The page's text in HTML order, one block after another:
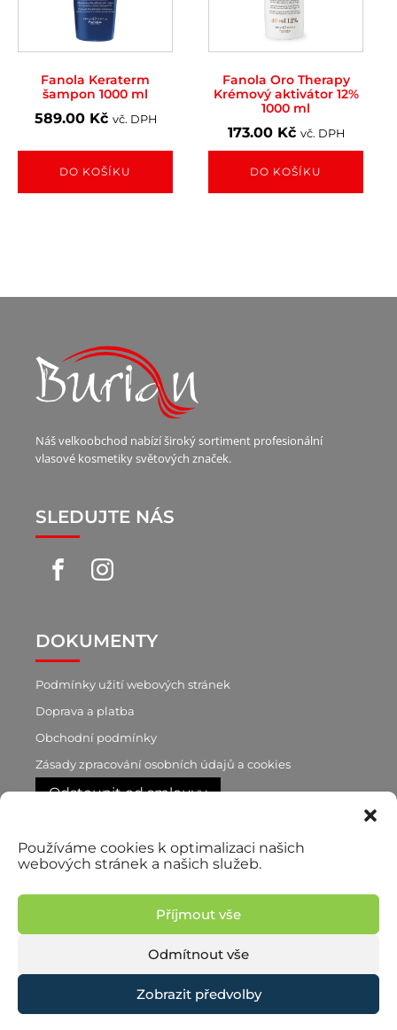
Používáme cookies k optimalizaci našich
webových stránek a našich služeb.
Příjmout vše
Odmítnout vše
Zobrazit předvolby
Fanola Keraterm
šampon 1000 ml
589.00 Kč vč. DPH
DO KOŠÍKU
Fanola Oro Therapy
Krémový aktivátor 12%
1000 ml
173.00 Kč vč. DPH
DO KOŠÍKU
Náš velkoobchod nabízí široký sortiment profesionální
vlasové kosmetiky světových značek.
SLEDUJTE NÁS
DOKUMENTY
Podmínky užití webových stránek
Doprava a platba
Obchodní podmínky
Zásady zpracování osobních údajů a cookies
Odstoupit od smlouvy
RYCHLÝ KONTAKT
+420 603 188 870
+420 777 722 760 p. Pilař, obchodní zástupce